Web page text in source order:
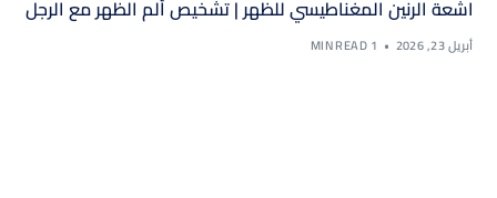
اشعة الرنين المغناطيسي للظهر | تشخيص ألم الظهر مع الرجل
أبريل 23, 2026 1 MIN READ